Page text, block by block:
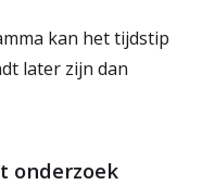
kan het tijdstip
later zijn dan
onderzoek